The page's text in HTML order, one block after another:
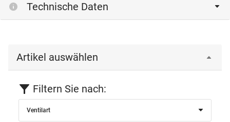
Technische Daten
Artikel auswählen
Filtern Sie nach:
Ventilart